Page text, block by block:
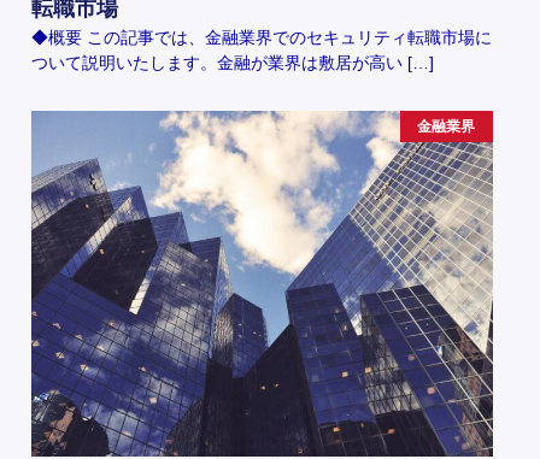
転職市場
◆概要 この記事では、金融業界でのセキュリティ転職市場に
ついて説明いたします。金融が業界は敷居が高い […]
金融業界